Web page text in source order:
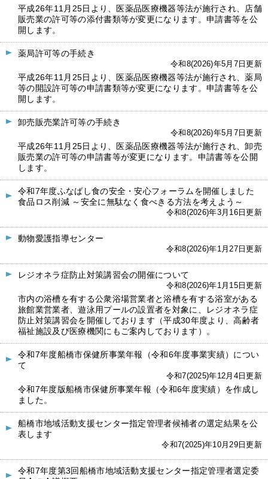
平成26年11月25日より、医薬品医療機器等法が施行され、店舗
販売業の許可等の添付書類等が変更になります。申請書等を公
開します。
薬局許可等の手続き
令和8(2026)年5月7日更新
平成26年11月25日より、医薬品医療機器等法が施行され、薬局
等の開設許可等の申請書類等が変更になります。申請書等を公
開します。
卸売販売業許可等の手続き
令和8(2026)年5月7日更新
平成26年11月25日より、医薬品医療機器等法が施行され、卸売
販売業の許可等の申請書等が変更になります。申請書等を公開
します。
令和7年度ふなばし食の安全・安心フォーラムを開催しました
食品ロス削減 ～安全に無駄なく食べきる方法を考えよう～
令和8(2026)年3月16日更新
動物愛護指導センター
令和8(2026)年1月27日更新
レジオネラ症防止対策講習会の開催について
令和8(2026)年1月15日更新
市内の浴槽を有する公衆浴場営業者と浴槽を有する浴室がある
旅館業営業者、遊泳用プールの設置者を対象に、レジオネラ症
防止対策講習会を開催しております（平成30年度より、高齢者
福祉施設及び医療機関にもご案内しております）。
令和7年度船橋市保健所事業年報（令和6年度事業実績）につい
て
令和7(2025)年12月4日更新
令和7年度版船橋市保健所事業年報（令和6年度実績）を作成し
ました。
船橋市地域活動支援センター指定管理者候補者の選定結果を公
表します
令和7(2025)年10月29日更新
令和7年度第3回船橋市地域活動支援センター指定管理者選定委